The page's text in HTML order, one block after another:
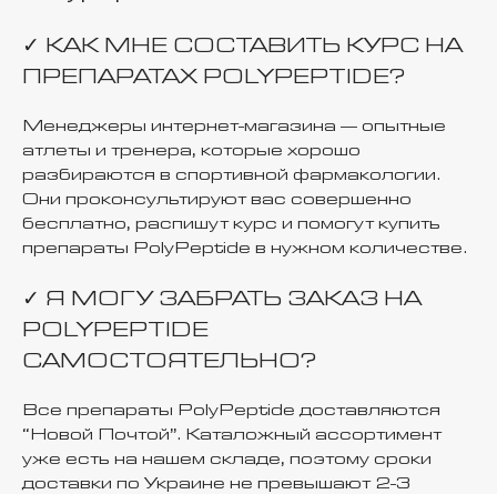
✓ КАК МНЕ СОСТАВИТЬ КУРС НА
ПРЕПАРАТАХ POLYPEPTIDE?
Менеджеры интернет-магазина — опытные
атлеты и тренера, которые хорошо
разбираются в спортивной фармакологии.
Они проконсультируют вас совершенно
бесплатно, распишут курс и помогут купить
препараты PolyPeptide в нужном количестве.
✓ Я МОГУ ЗАБРАТЬ ЗАКАЗ НА
POLYPEPTIDE
САМОСТОЯТЕЛЬНО?
Все препараты PolyPeptide доставляются
“Новой Почтой”. Каталожный ассортимент
уже есть на нашем складе, поэтому сроки
доставки по Украине не превышают 2-3